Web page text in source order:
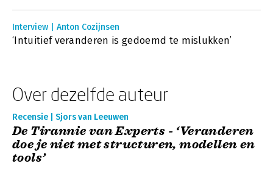
Interview | Anton Cozijnsen
‘Intuitief veranderen is gedoemd te mislukken’
Over dezelfde auteur
Recensie | Sjors van Leeuwen
De Tirannie van Experts - ‘Veranderen
doe je niet met structuren, modellen en
tools’